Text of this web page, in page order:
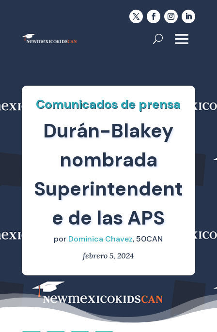
Comunicados de prensa
Durán-Blakey
nombrada
Superintendent
e de las APS
por Dominica Chavez, 50CAN
febrero 5, 2024